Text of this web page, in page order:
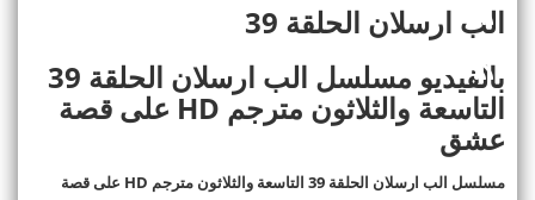
الب ارسلان الحلقة 39
بالفيديو مسلسل الب ارسلان الحلقة 39
التاسعة والثلاثون مترجم على قصة
عشق
مسلسل الب ارسلان الحلقة 39 التاسعة والثلاثون مترجم HD على قصة